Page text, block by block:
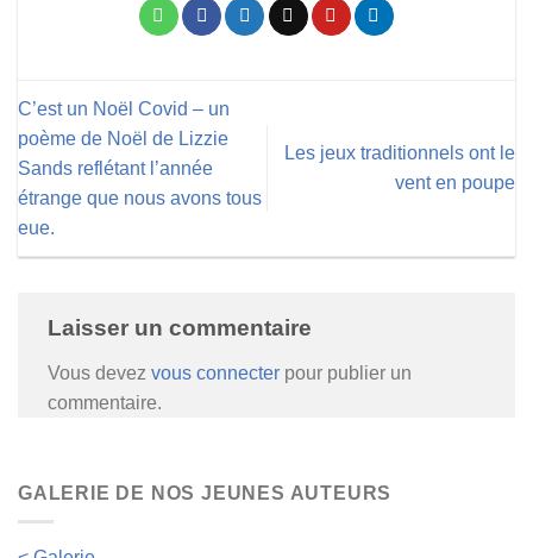
GALERIE DE NOS JEUNES AUTEURS
C’est un Noël Covid – un
poème de Noël de Lizzie
Sands reflétant l’année
étrange que nous avons tous
eue.
Les jeux traditionnels ont le
vent en poupe
Laisser un commentaire
Vous devez vous connecter pour publier un
commentaire.